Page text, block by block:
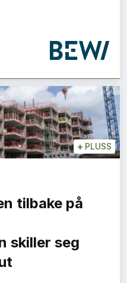
+ PLUSS
tilbake på
skiller seg